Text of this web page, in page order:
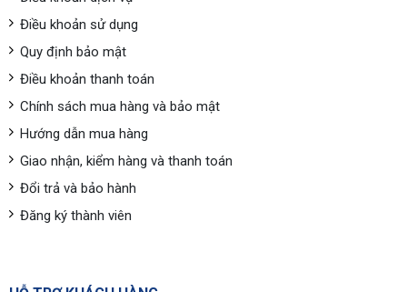
Điều khoản sử dụng
Quy định bảo mật
Điều khoản thanh toán
Chính sách mua hàng và bảo mật
Hướng dẫn mua hàng
Giao nhận, kiểm hàng và thanh toán
Đổi trả và bảo hành
Đăng ký thành viên